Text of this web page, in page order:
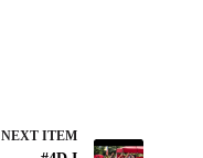
NEXT ITEM